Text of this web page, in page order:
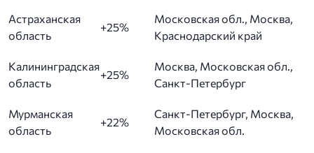
Астраханская
область
+25%
Московская обл., Москва,
Краснодарский край
Калининградская
область
+25%
Москва, Московская обл.,
Санкт-Петербург
Мурманская
область
+22%
Санкт-Петербург, Москва,
Московская обл.